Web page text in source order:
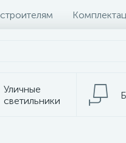
Уличные
светильники